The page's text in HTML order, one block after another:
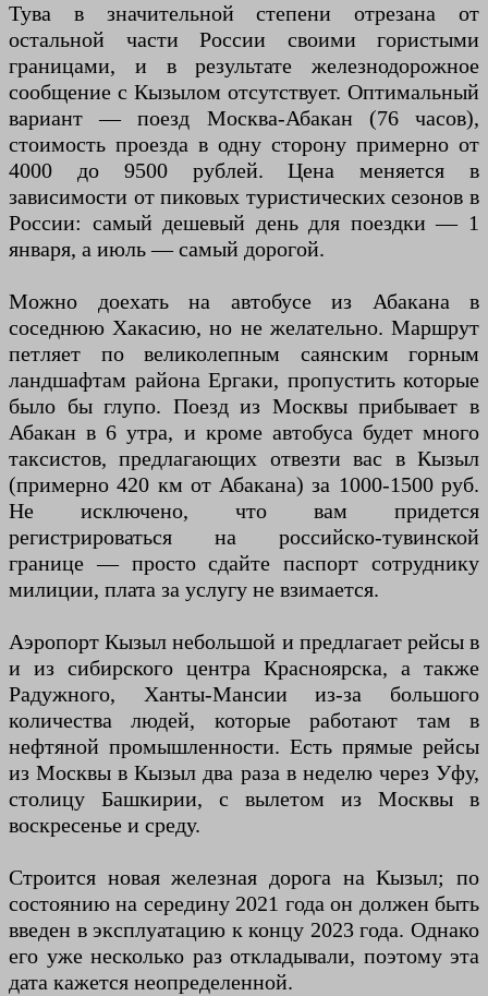
Тува в значительной степени отрезана от
остальной части России своими гористыми
границами, и в результате железнодорожное
сообщение с Кызылом отсутствует. Оптимальный
вариант — поезд Москва-Абакан (76 часов),
стоимость проезда в одну сторону примерно от
4000 до 9500 рублей. Цена меняется в
зависимости от пиковых туристических сезонов в
России: самый дешевый день для поездки — 1
января, а июль — самый дорогой.
Можно доехать на автобусе из Абакана в
соседнюю Хакасию, но не желательно. Маршрут
петляет по великолепным саянским горным
ландшафтам района Ергаки, пропустить которые
было бы глупо. Поезд из Москвы прибывает в
Абакан в 6 утра, и кроме автобуса будет много
таксистов, предлагающих отвезти вас в Кызыл
(примерно 420 км от Абакана) за 1000-1500 руб.
Не исключено, что вам придется
регистрироваться на российско-тувинской
границе — просто сдайте паспорт сотруднику
милиции, плата за услугу не взимается.
Аэропорт Кызыл небольшой и предлагает рейсы в
и из сибирского центра Красноярска, а также
Радужного, Ханты-Мансии из-за большого
количества людей, которые работают там в
нефтяной промышленности. Есть прямые рейсы
из Москвы в Кызыл два раза в неделю через Уфу,
столицу Башкирии, с вылетом из Москвы в
воскресенье и среду.
Строится новая железная дорога на Кызыл; по
состоянию на середину 2021 года он должен быть
введен в эксплуатацию к концу 2023 года. Однако
его уже несколько раз откладывали, поэтому эта
дата кажется неопределенной.